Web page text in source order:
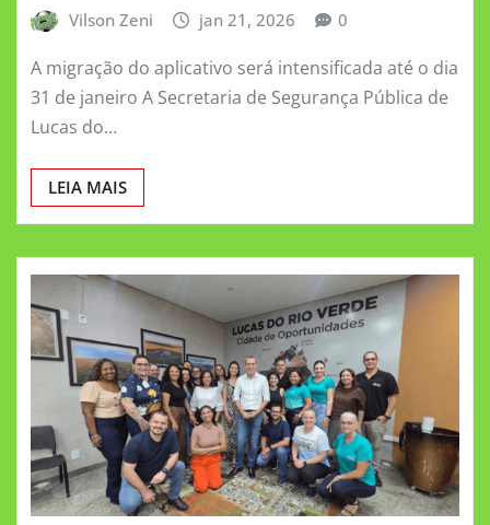
Vilson Zeni jan 21, 2026 0
A migração do aplicativo será intensificada até o dia
31 de janeiro A Secretaria de Segurança Pública de
Lucas do…
LEIA MAIS